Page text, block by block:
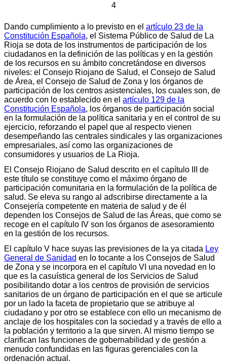
4
Dando cumplimiento a lo previsto en el artículo 23 de la
Constitución Española, el Sistema Público de Salud de La
Rioja se dota de los instrumentos de participación de los
ciudadanos en la definición de las políticas y en la gestión
de los recursos en su ámbito concretándose en diversos
niveles: el Consejo Riojano de Salud, el Consejo de Salud
de Área, el Consejo de Salud de Zona y los órganos de
participación de los centros asistenciales, los cuales son, de
acuerdo con lo establecido en el artículo 129 de la
Constitución Española, los órganos de participación social
en la formulación de la política sanitaria y en el control de su
ejercicio, reforzando el papel que al respecto vienen
desempeñando las centrales sindicales y las organizaciones
empresariales, así como las organizaciones de
consumidores y usuarios de La Rioja.
El Consejo Riojano de Salud descrito en el capítulo III de
este título se constituye como el máximo órgano de
participación comunitaria en la formulación de la política de
salud. Se eleva su rango al adscribirse directamente a la
Consejería competente en materia de salud y de él
dependen los Consejos de Salud de las Áreas, que como se
recoge en el capítulo IV son los órganos de asesoramiento
en la gestión de los recursos.
El capítulo V hace suyas las previsiones de la ya citada Ley
General de Sanidad en lo tocante a los Consejos de Salud
de Zona y se incorpora en el capítulo VI una novedad en lo
que es la casuística general de los Servicios de Salud
posibilitando dotar a los centros de provisión de servicios
sanitarios de un órgano de participación en el que se articule
por un lado la faceta de propietario que se atribuye al
ciudadano y por otro se establece con ello un mecanismo de
anclaje de los hospitales con la sociedad y a través de ello a
la población y territorio a la que sirven. Al mismo tiempo se
clarifican las funciones de gobernabilidad y de gestión a
menudo confundidas en las figuras gerenciales con la
ordenación actual.